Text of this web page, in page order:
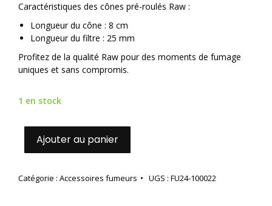
Caractéristiques des cônes pré-roulés Raw :
Longueur du cône : 8 cm
Longueur du filtre : 25 mm
Profitez de la qualité Raw pour des moments de fumage
uniques et sans compromis.
1 en stock
Ajouter au panier
Catégorie : Accessoires fumeurs UGS : FU24-100022